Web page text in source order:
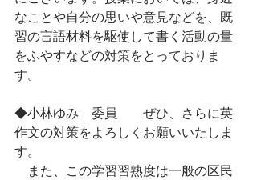
なことや自分の思いや意見などを、既
習の言語材料を駆使して書く活動の量
をふやすなどの対策をとっておりま
す。
◆小林ゆみ　委員　　ぜひ、さらに英
作文の対策をよろしくお願いいたしま
す。
また、この学習習熟度は一般の区民